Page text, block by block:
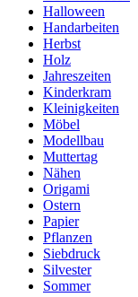
Halloween
Handarbeiten
Herbst
Holz
Jahreszeiten
Kinderkram
Kleinigkeiten
Möbel
Modellbau
Muttertag
Nähen
Origami
Ostern
Papier
Pflanzen
Siebdruck
Silvester
Sommer